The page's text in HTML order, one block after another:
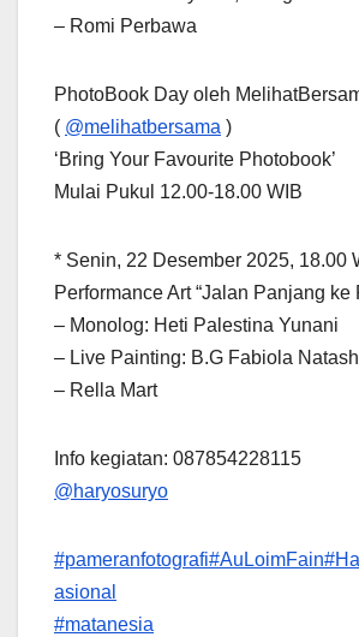
– Romi Perbawa
PhotoBook Day oleh
( @melihatbersama )
‘Bring Your Favourite Photobook’
Mulai Pukul 12.00-18.00 WIB
* Senin, 22 Desember 2025, 18.00
Performance Art “Jalan Panjang ke
– Monolog: Heti Palestina Yunani
– Live Painting: B.G Fabiola
– Rella Mart
Info kegiatan: 087854228115
@haryosuryo
#pameranfotografi#AuLoimFain
asional
#matanesia